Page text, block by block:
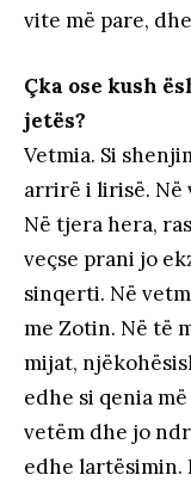
vite më pare,
Çka ose kush
jetës?
Vetmia. Si
arrirë i lirisë. Në
Në tjera hera,
veçse prani jo
sinqerti. Në
me Zotin. Në të
mijat,
edhe si qenia
vetëm dhe jo
edhe lartësimin.